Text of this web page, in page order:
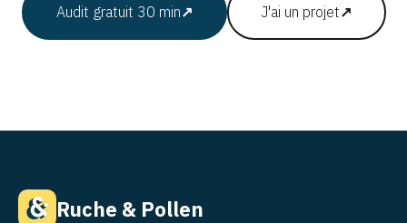
Audit gratuit 30 min↗ J'ai un projet↗
Ruche & Pollen